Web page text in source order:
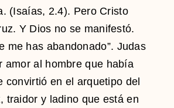
(Isaías, 2.4). Pero Cristo
Y Dios no se manifestó.
me has abandonado”. Judas
amor al hombre que había
convirtió en el arquetipo del
traidor y ladino que está en